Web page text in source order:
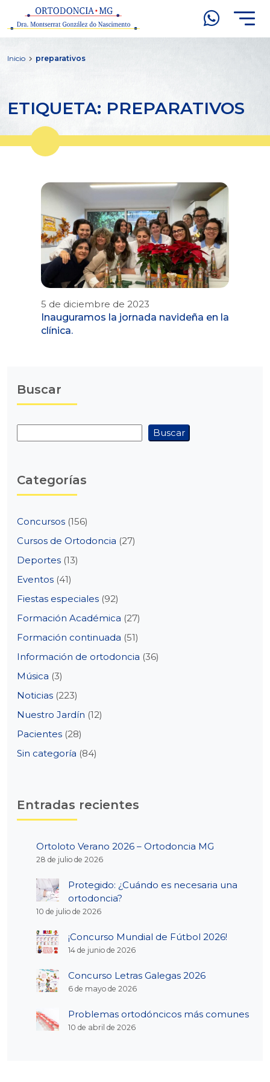
Inicio preparativos
ETIQUETA: PREPARATIVOS
5 de diciembre de 2023
Inauguramos la jornada navideña en la
clínica.
Buscar
Buscar
Categorías
Concursos (156)
Cursos de Ortodoncia (27)
Deportes (13)
Eventos (41)
Fiestas especiales (92)
Formación Académica (27)
Formación continuada (51)
Información de ortodoncia (36)
Música (3)
Noticias (223)
Nuestro Jardín (12)
Pacientes (28)
Sin categoría (84)
Entradas recientes
Ortoloto Verano 2026 – Ortodoncia MG
28 de julio de 2026
Protegido: ¿Cuándo es necesaria una
ortodoncia?
10 de julio de 2026
¡Concurso Mundial de Fútbol 2026!
14 de junio de 2026
Concurso Letras Galegas 2026
6 de mayo de 2026
Problemas ortodóncicos más comunes
10 de abril de 2026